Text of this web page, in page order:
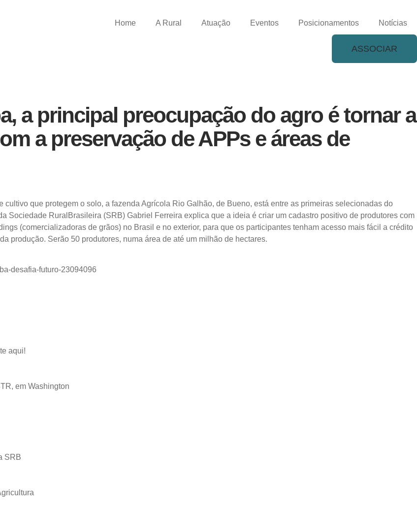
Home A Rural Atuação Eventos Posicionamentos Notícias
ASSOCIAR
a principal preocupação do agro é tornar a
a preservação de APPs e áreas de
que protegem o solo, a fazenda Agrícola Rio Galhão, de Bueno, está entre as primeiras selecionadas do
Sociedade RuralBrasileira (SRB) Gabriel Ferreira explica que a ideia é criar um cadastro positivo de produtores com
(comercializadoras de grãos) no Brasil e no exterior, para que os participantes tenham acesso mais fácil a crédito
produção. Serão 50 produtores, numa área de até um milhão de hectares.
desafia-futuro-23094096
aqui!
em Washington
SRB